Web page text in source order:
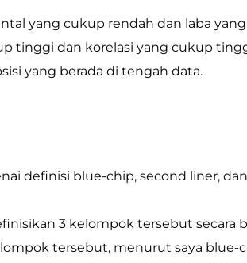
yang cukup rendah dan laba
tinggi dan korelasi yang cukup
yang berada di tengah data.
definisi blue-chip, second liner,
3 kelompok tersebut secara
tersebut, menurut saya blue-